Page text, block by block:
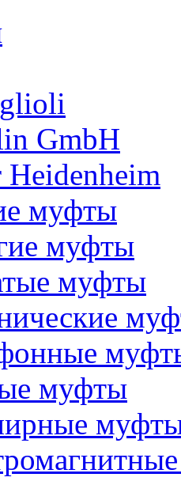
GmbH
муфты
муфты
муфты
муфты